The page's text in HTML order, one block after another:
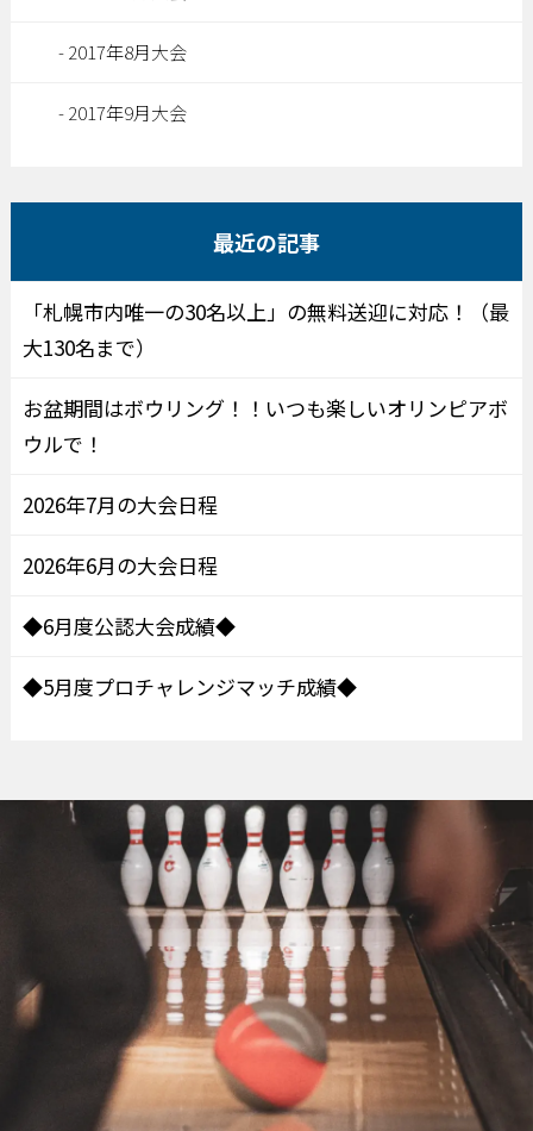
2017年8月大会
2017年9月大会
最近の記事
「札幌市内唯一の30名以上」の無料送迎に対応！（最
大130名まで）
お盆期間はボウリング！！いつも楽しいオリンピアボ
ウルで！
2026年7月の大会日程
2026年6月の大会日程
◆6月度公認大会成績◆
◆5月度プロチャレンジマッチ成績◆